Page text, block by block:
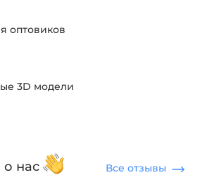
оптовиков
3D модели
нас Все отзывы